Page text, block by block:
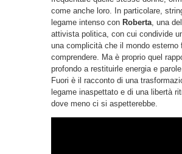
come anche loro. In particolare,
legame intenso con Roberta, una
attivista politica, con cui condivide
una complicità che il mondo esterno
comprendere. Ma è proprio quel
profondo a restituirle energia e
Fuori è il racconto di una
legame inaspettato e di una libertà
dove meno ci si aspetterebbe.